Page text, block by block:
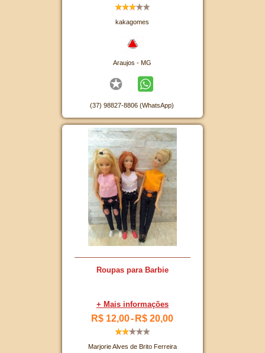
kakagomes
Araujos - MG
(37) 98827-8806 (WhatsApp)
Roupas para Barbie
+ Mais informações
R$ 12,00- R$ 20,00
Marjorie Alves de Brito Ferreira